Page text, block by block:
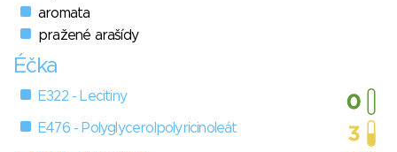
aromata
pražené arašídy
Éčka
E322 - Lecitiny
E476 - Polyglycerolpolyricinoleát